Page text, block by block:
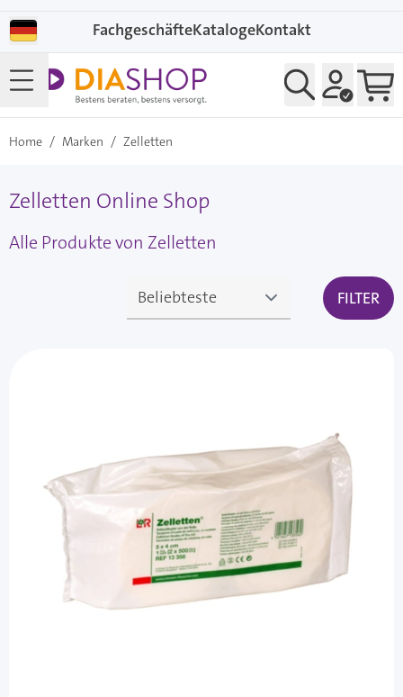
FachgeschäfteKatalogeKontakt
Home / Marken / Zelletten
Zelletten Online Shop
Alle Produkte von Zelletten
FILTER